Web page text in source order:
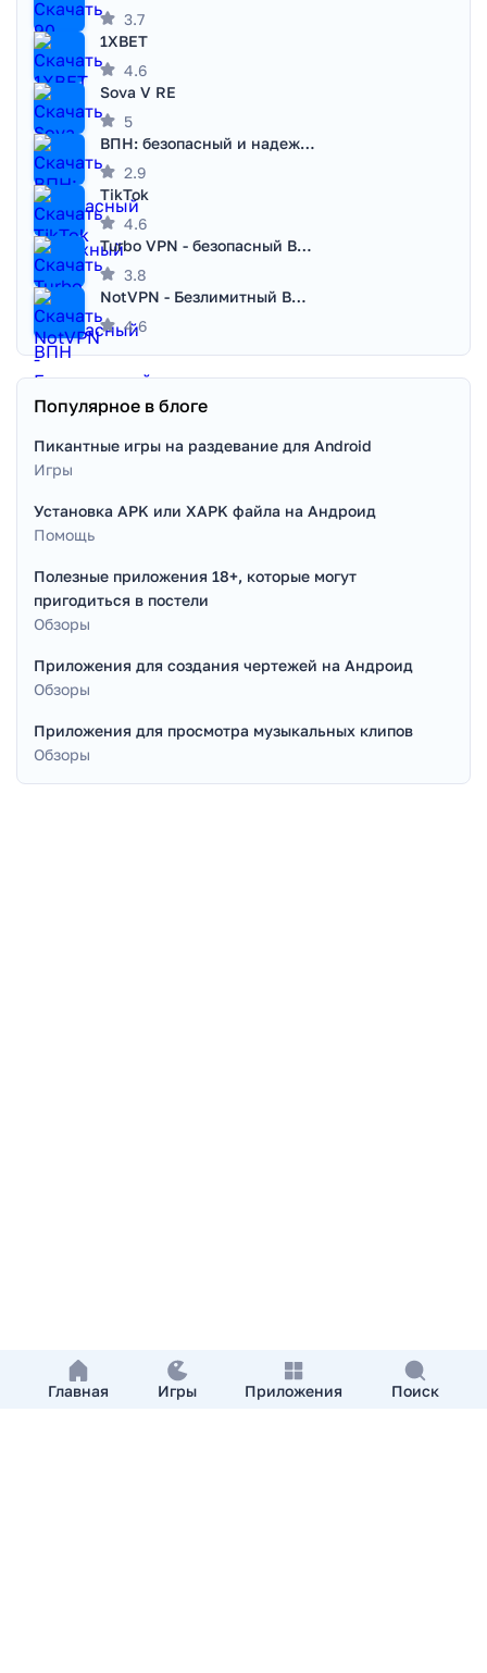
Главная Игры Приложения Поиск
3.7
1XBET
4.6
Sova V RE
5
ВПН: безопасный и надежный VPN
2.9
TikTok
4.6
Turbo VPN - безопасный ВПН
3.8
NotVPN - Безлимитный ВПН | VPN
4.6
Популярное в блоге
Пикантные игры на раздевание для Android
Игры
Установка APK или XAPK файла на Андроид
Помощь
Полезные приложения 18+, которые могут
пригодиться в постели
Обзоры
Приложения для создания чертежей на Андроид
Обзоры
Приложения для просмотра музыкальных клипов
Обзоры